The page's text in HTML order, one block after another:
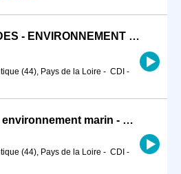
INGÉNIEUR D'ÉTUDES - ENVIRONNEMENT RÈGLEMENTAIRE (H/F)
(44), Pays de la Loire - CDI -
Chargé d'études en environnement marin - Nantes H/F
(44), Pays de la Loire - CDI -